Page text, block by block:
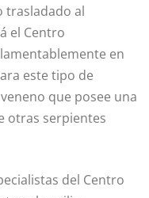
trasladado al
el Centro
en
este tipo de
que posee una
otras serpientes
del Centro